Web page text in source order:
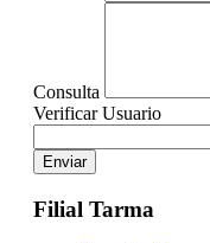
Consulta
Verificar Usuario
Enviar
Filial Tarma